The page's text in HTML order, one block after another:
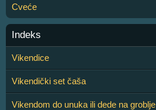
Cveće
Indeks
Vikendice
Vikendički set čaša
Vikendom do unuka ili dede na groblje